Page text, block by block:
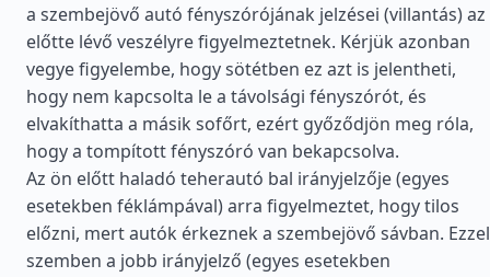
a szembejövő autó fényszórójának jelzései (villantás) az
előtte lévő veszélyre figyelmeztetnek. Kérjük azonban
vegye figyelembe, hogy sötétben ez azt is jelentheti,
hogy nem kapcsolta le a távolsági fényszórót, és
elvakíthatta a másik sofőrt, ezért győződjön meg róla,
hogy a tompított fényszóró van bekapcsolva.
Az ön előtt haladó teherautó bal irányjelzője (egyes
esetekben féklámpával) arra figyelmeztet, hogy tilos
előzni, mert autók érkeznek a szembejövő sávban. Ezzel
szemben a jobb irányjelző (egyes esetekben